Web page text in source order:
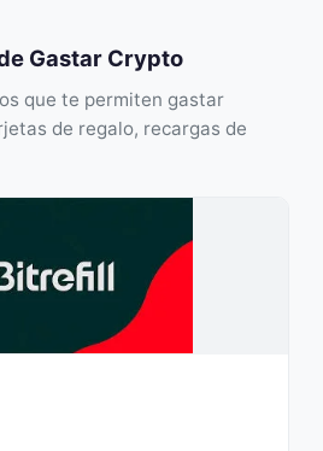
Gastar Crypto
que te permiten gastar
de regalo, recargas de